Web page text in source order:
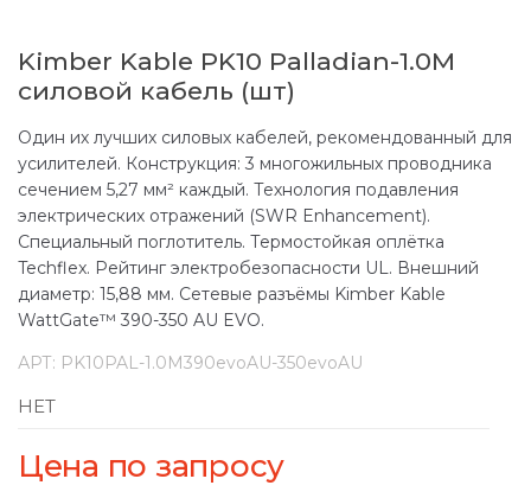
Kimber Kable PK10 Palladian-1.0M
силовой кабель (шт)
Один их лучших силовых кабелей, рекомендованный для
усилителей. Конструкция: 3 многожильных проводника
сечением 5,27 мм² каждый. Технология подавления
электрических отражений (SWR Enhancement).
Специальный поглотитель. Термостойкая оплётка
Techflex. Рейтинг электробезопасности UL. Внешний
диаметр: 15,88 мм. Сетевые разъёмы Kimber Kable
WattGate™ 390-350 AU EVO.
АРТ: PK10PAL-1.0M390evoAU-350evoAU
НЕТ
Цена по запросу